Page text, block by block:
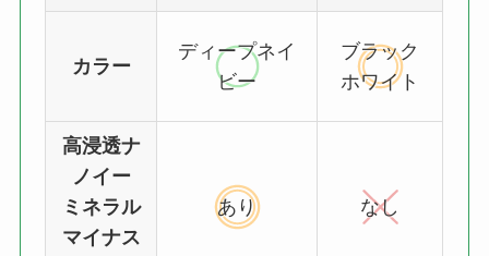
カラー
ディープネイ
ビー
ブラック
ホワイト
高浸透ナ
ノイー
ミネラル
マイナス
あり なし